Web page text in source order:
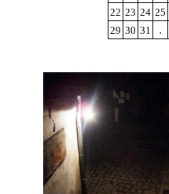
22 23 24 25
29 30 31 .